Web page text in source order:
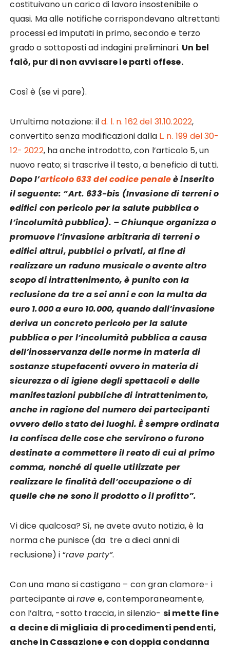
costituivano un carico di lavoro insostenibile o
quasi. Ma alle notifiche corrispondevano altrettanti
processi ed imputati in primo, secondo e terzo
grado o sottoposti ad indagini preliminari. Un bel
falò, pur di non avvisare le parti offese.
Così è (se vi pare).
Un’ultima notazione: ild. l. n. 162 del 31.10.2022,
convertito senza modificazioni dalla L. n. 199 del 30-
12- 2022, ha anche introdotto, con l’articolo 5, un
nuovo reato; si trascrive il testo, a beneficio di tutti.
Dopo l’articolo 633 del codice penaleè inserito
il seguente: “Art. 633-bis (Invasione di terreni o
edifici con pericolo per la salute pubblica o
l’incolumità pubblica). – Chiunque organizza o
promuove l’invasione arbitraria di terreni o
edifici altrui, pubblici o privati, al fine di
realizzare un raduno musicale o avente altro
scopo di intrattenimento, è punito con la
reclusione da tre a sei anni e con la multa da
euro 1.000 a euro 10.000, quando dall’invasione
deriva un concreto pericolo per la salute
pubblica o per l’incolumità pubblica a causa
dell’inosservanza delle norme in materia di
sostanze stupefacenti ovvero in materia di
sicurezza o di igiene degli spettacoli e delle
manifestazioni pubbliche di intrattenimento,
anche in ragione del numero dei partecipanti
ovvero dello stato dei luoghi. È sempre ordinata
la confisca delle cose che servirono o furono
destinate a commettere il reato di cui al primo
comma, nonché di quelle utilizzate per
realizzare le finalità dell’occupazione o di
quelle che ne sono il prodotto o il profitto”.
Vi dice qualcosa? Sì, ne avete avuto notizia, è la
norma che punisce (da tre a dieci anni di
reclusione) i “rave party”.
Con una mano si castigano – con gran clamore- i
partecipante airave e, contemporaneamente,
con l’altra, -sotto traccia, in silenzio- si mette fine
a decine di migliaia di procedimenti pendenti,
anche in Cassazione e con doppia condanna